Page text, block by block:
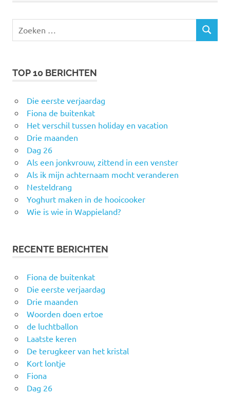
naar:
ZOEKEN
TOP 10 BERICHTEN
Die eerste verjaardag
Fiona de buitenkat
Het verschil tussen holiday en vacation
Drie maanden
Dag 26
Als een jonkvrouw, zittend in een venster
Als ik mijn achternaam mocht veranderen
Nesteldrang
Yoghurt maken in de hooicooker
Wie is wie in Wappieland?
RECENTE BERICHTEN
Fiona de buitenkat
Die eerste verjaardag
Drie maanden
Woorden doen ertoe
de luchtballon
Laatste keren
De terugkeer van het kristal
Kort lontje
Fiona
Dag 26